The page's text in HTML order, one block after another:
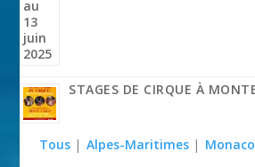
STAGES DE CIRQUE À
Tous | Alpes-Maritimes | Monaco